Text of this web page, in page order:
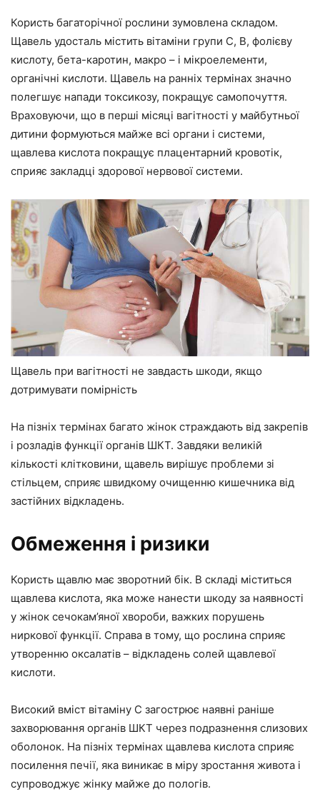
Користь багаторічної рослини зумовлена складом.
Щавель удосталь містить вітаміни групи С, В, фолієву
кислоту, бета-каротин, макро – і мікроелементи,
органічні кислоти. Щавель на ранніх термінах значно
полегшує напади токсикозу, покращує самопочуття.
Враховуючи, що в перші місяці вагітності у майбутньої
дитини формуються майже всі органи і системи,
щавлева кислота покращує плацентарний кровотік,
сприяє закладці здорової нервової системи.
Щавель при вагітності не завдасть шкоди, якщо
дотримувати помірність
На пізніх термінах багато жінок страждають від закрепів
і розладів функції органів ШКТ. Завдяки великій
кількості клітковини, щавель вирішує проблеми зі
стільцем, сприяє швидкому очищенню кишечника від
застійних відкладень.
Обмеження і ризики
Користь щавлю має зворотний бік. В складі міститься
щавлева кислота, яка може нанести шкоду за наявності
у жінок сечокам’яної хвороби, важких порушень
ниркової функції. Справа в тому, що рослина сприяє
утворенню оксалатів – відкладень солей щавлевої
кислоти.
Високий вміст вітаміну С загострює наявні раніше
захворювання органів ШКТ через подразнення слизових
оболонок. На пізніх термінах щавлева кислота сприяє
посилення печії, яка виникає в міру зростання живота і
супроводжує жінку майже до пологів.